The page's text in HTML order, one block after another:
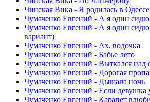
Чинская Вика - Я родилась в Одессе
Чумаченко Евгений - А я один сидю
Чумаченко Евгений - А я один сидю
вариант)
Чумаченко Евгений - Ах, водочка
Чумаченко Евгений - Бабье лето
Чумаченко Евгений - Выткался над
Чумаченко Евгений - Дорогая
Чумаченко Евгений - Дышала ночь
Чумаченко Евгений - Если девушка
Чумаченко Евгений - Карапет